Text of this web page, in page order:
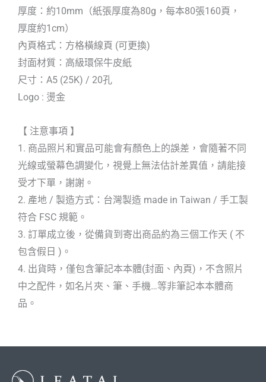
厚度：約10mm（紙張厚度為80g，每本80張160頁，
厚度約1cm）
內頁格式：方格橫線頁 (可更換)
封面材質：高級環保牛皮紙
尺寸：A5 (25K) / 20孔
Logo : 燙金
【 注意事項 】
1. 商品照片和實品可能會有顏色上的誤差，會隨著不同
光線或螢幕色調變化，視覺上無法估計差異值，請能接
受才下單，謝謝。
2. 產地 / 製造方式：台灣製造 made in Taiwan / 手工製
符合 FSC 規範。
3. 訂單成立後，從備貨到寄出商品約為三個工作天 ( 不
包含假日 )。
4. 出貨時，僅包含筆記本本體(封面、內頁)，不含照片
中之配件，如名片夾、筆、手機…等非筆記本本體商
品。